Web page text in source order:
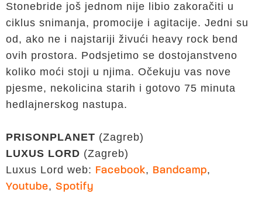
Stonebride još jednom nije libio zakoračiti u
ciklus snimanja, promocije i agitacije. Jedni su
od, ako ne i najstariji živući heavy rock bend
ovih prostora. Podsjetimo se dostojanstveno
koliko moći stoji u njima. Očekuju vas nove
pjesme, nekolicina starih i gotovo 75 minuta
hedlajnerskog nastupa.
PRISONPLANET (Zagreb)
LUXUS LORD (Zagreb)
Luxus Lord web: Facebook, Bandcamp,
Youtube, Spotify